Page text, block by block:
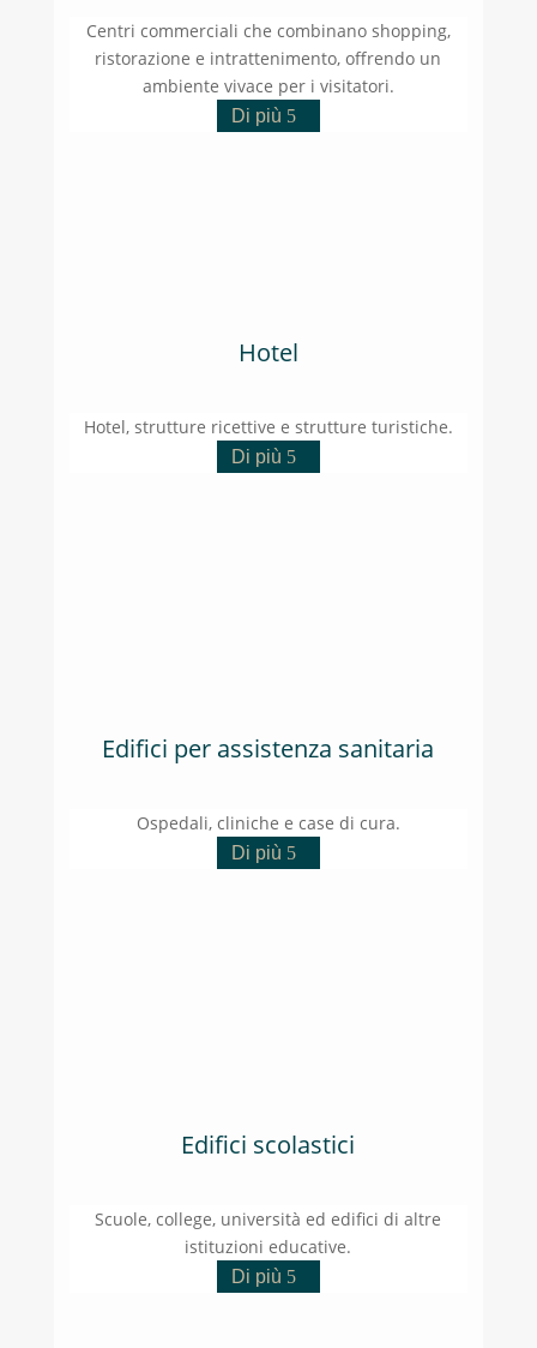
Centri commerciali che combinano shopping,
ristorazione e intrattenimento, offrendo un
ambiente vivace per i visitatori.
Di più
Hotel
Hotel, strutture ricettive e strutture turistiche.
Di più
Edifici per assistenza sanitaria
Ospedali, cliniche e case di cura.
Di più
Edifici scolastici
Scuole, college, università ed edifici di altre
istituzioni educative.
Di più